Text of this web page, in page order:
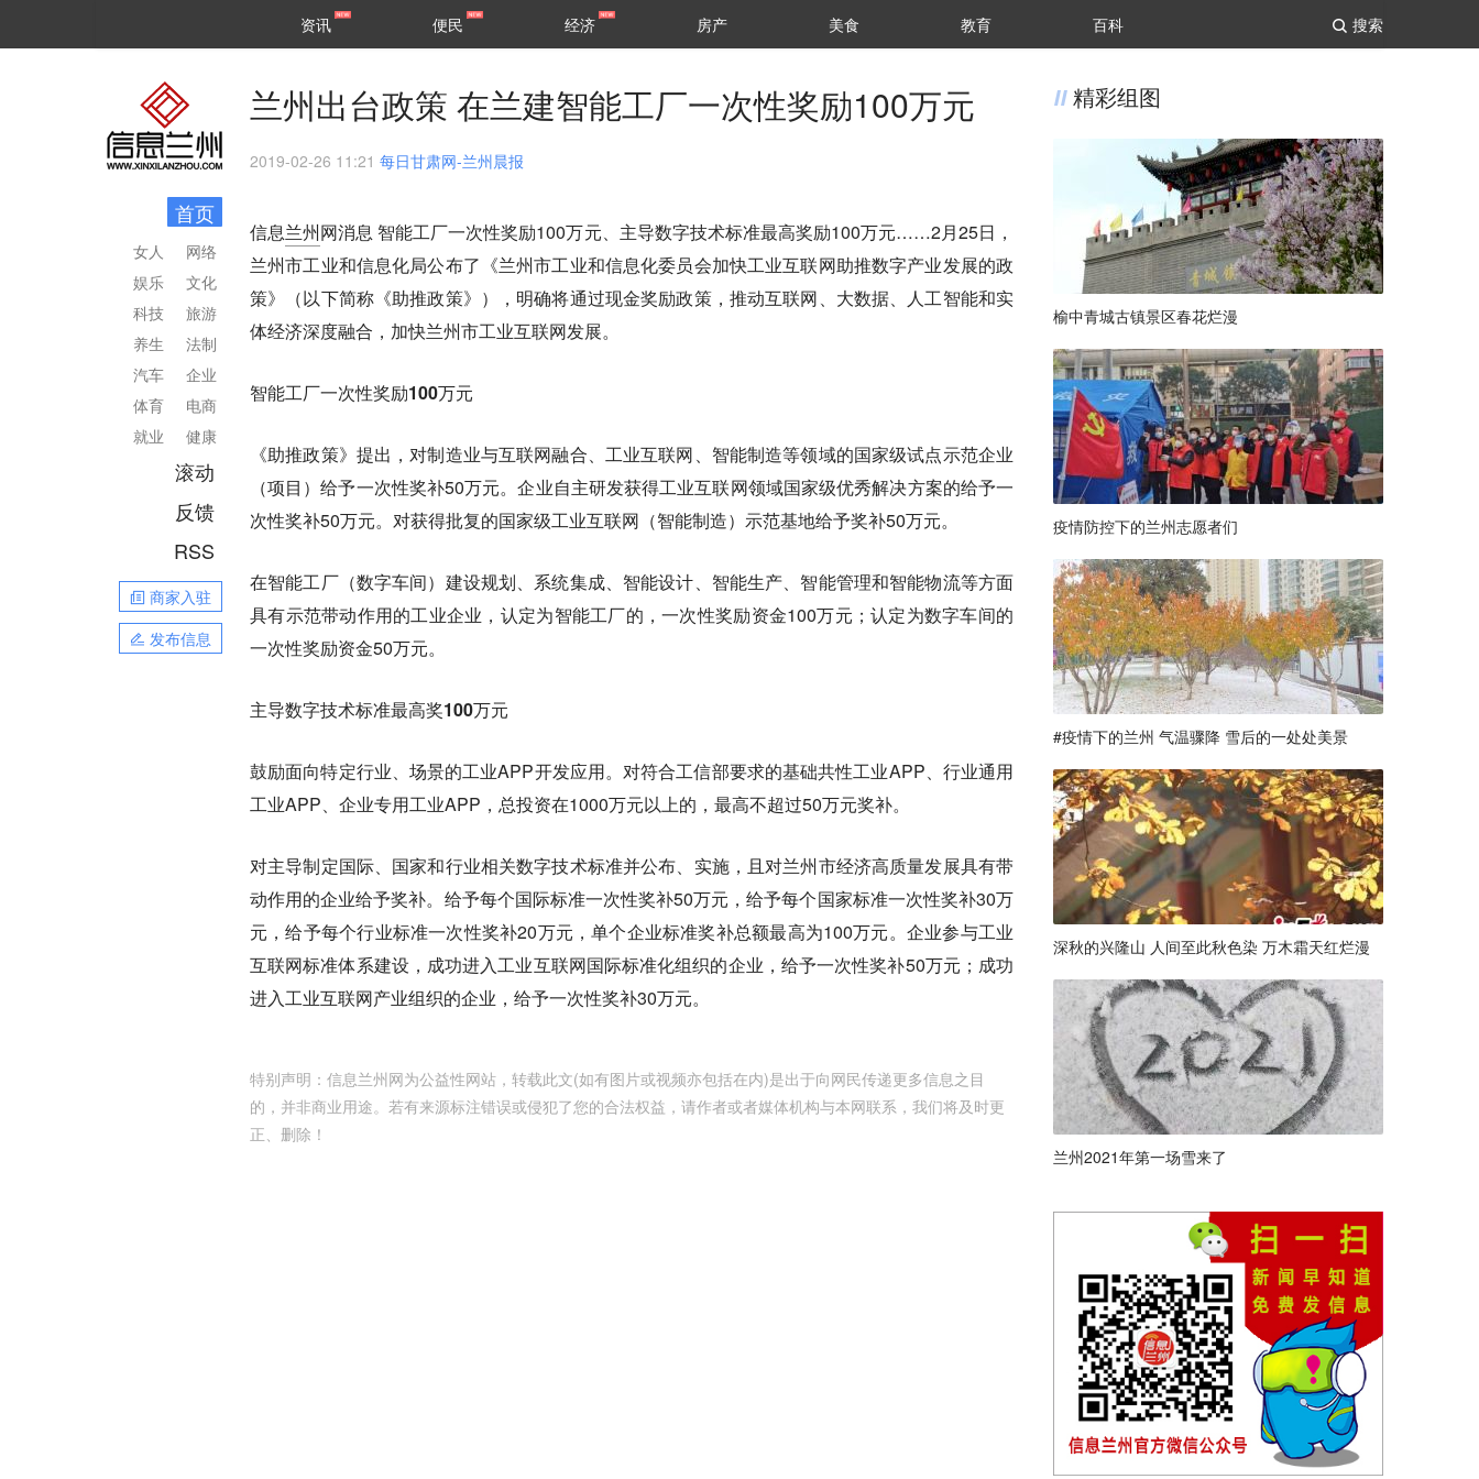
搜索
区县
资讯 便民 经济 房产 美食 教育 百科
首页
网络
文化
旅游
法制
企业
电商
健康
女人
娱乐
科技
养生
汽车
体育
就业
滚动
反馈
RSS
商家入驻
发布信息
兰州出台政策 在兰建智能工厂一次性奖励100万元
2019-02-26 11:21 每日甘肃网-兰州晨报
信息兰州网消息 智能工厂一次性奖励100万元、主导数字技术标准最高奖励100万元……2月25日，
兰州市工业和信息化局公布了《兰州市工业和信息化委员会加快工业互联网助推数字产业发展的政
策》（以下简称《助推政策》），明确将通过现金奖励政策，推动互联网、大数据、人工智能和实
体经济深度融合，加快兰州市工业互联网发展。
智能工厂一次性奖励100万元
《助推政策》提出，对制造业与互联网融合、工业互联网、智能制造等领域的国家级试点示范企业
（项目）给予一次性奖补50万元。企业自主研发获得工业互联网领域国家级优秀解决方案的给予一
次性奖补50万元。对获得批复的国家级工业互联网（智能制造）示范基地给予奖补50万元。
在智能工厂（数字车间）建设规划、系统集成、智能设计、智能生产、智能管理和智能物流等方面
具有示范带动作用的工业企业，认定为智能工厂的，一次性奖励资金100万元；认定为数字车间的
一次性奖励资金50万元。
主导数字技术标准最高奖100万元
鼓励面向特定行业、场景的工业APP开发应用。对符合工信部要求的基础共性工业APP、行业通用
工业APP、企业专用工业APP，总投资在1000万元以上的，最高不超过50万元奖补。
对主导制定国际、国家和行业相关数字技术标准并公布、实施，且对兰州市经济高质量发展具有带
动作用的企业给予奖补。给予每个国际标准一次性奖补50万元，给予每个国家标准一次性奖补30万
元，给予每个行业标准一次性奖补20万元，单个企业标准奖补总额最高为100万元。企业参与工业
互联网标准体系建设，成功进入工业互联网国际标准化组织的企业，给予一次性奖补50万元；成功
进入工业互联网产业组织的企业，给予一次性奖补30万元。
特别声明：信息兰州网为公益性网站，转载此文(如有图片或视频亦包括在内)是出于向网民传递更多信息之目
的，并非商业用途。若有来源标注错误或侵犯了您的合法权益，请作者或者媒体机构与本网联系，我们将及时更
正、删除！
精彩组图
榆中青城古镇景区春花烂漫
疫情防控下的兰州志愿者们
#疫情下的兰州 气温骤降 雪后的一处处美景
深秋的兴隆山 人间至此秋色染 万木霜天红烂漫
兰州2021年第一场雪来了